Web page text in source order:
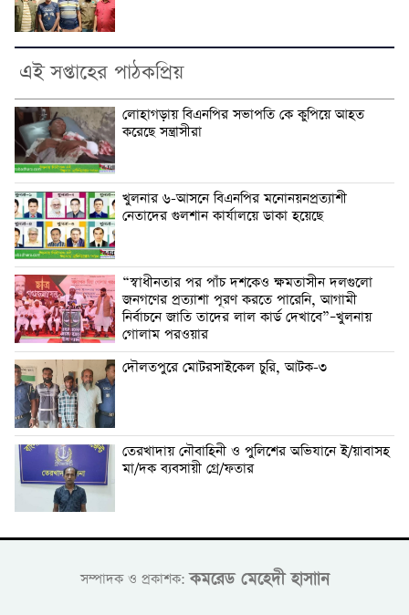
এই সপ্তাহের পাঠকপ্রিয়
লোহাগড়ায় বিএনপির সভাপতি কে কুপিয়ে আহত
করেছে সন্ত্রাসীরা
খুলনার ৬-আসনে বিএনপির মনোনয়নপ্রত্যাশী
নেতাদের গুলশান কার্যালয়ে ডাকা হয়েছে
“স্বাধীনতার পর পাঁচ দশকেও ক্ষমতাসীন দলগুলো
জনগণের প্রত্যাশা পূরণ করতে পারেনি, আগামী
নির্বাচনে জাতি তাদের লাল কার্ড দেখাবে”–খুলনায়
গোলাম পরওয়ার
দৌলতপুরে মোটরসাইকেল চুরি, আটক-৩
তেরখাদায় নৌবাহিনী ও পুলিশের অভিযানে ই/য়াবাসহ
মা/দক ব্যবসায়ী গ্রে/ফতার
সম্পাদক ও প্রকাশক:কমরেড মেহেদী হাসাান